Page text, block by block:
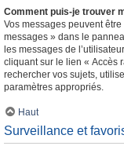
Comment puis-je trouver
Vos messages peuvent
messages » dans le
les messages de
cliquant sur le lien « Accès
rechercher vos sujets,
paramètres appropriés.
Haut
Surveillance et